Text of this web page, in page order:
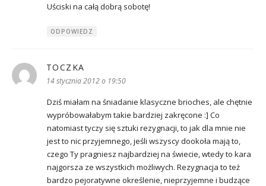
Uściski na całą dobrą sobotę!
ODPOWIEDZ
TOCZKA
14 stycznia 2012 o 19:50
Dziś miałam na śniadanie klasyczne brioches, ale chętnie
wypróbowałabym takie bardziej zakręcone :] Co
natomiast tyczy się sztuki rezygnacji, to jak dla mnie nie
jest to nic przyjemnego, jeśli wszyscy dookoła mają to,
czego Ty pragniesz najbardziej na świecie, wtedy to kara
najgorsza ze wszystkich możliwych. Rezygnacja to też
bardzo pejoratywne określenie, nieprzyjemne i budzące